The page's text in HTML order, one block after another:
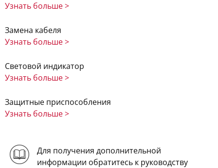
Узнать больше >
Замена кабеля
Узнать больше >
Световой индикатор
Узнать больше >
Защитные приспособления
Узнать больше >
Для получения дополнительной
информации обратитесь к руководству